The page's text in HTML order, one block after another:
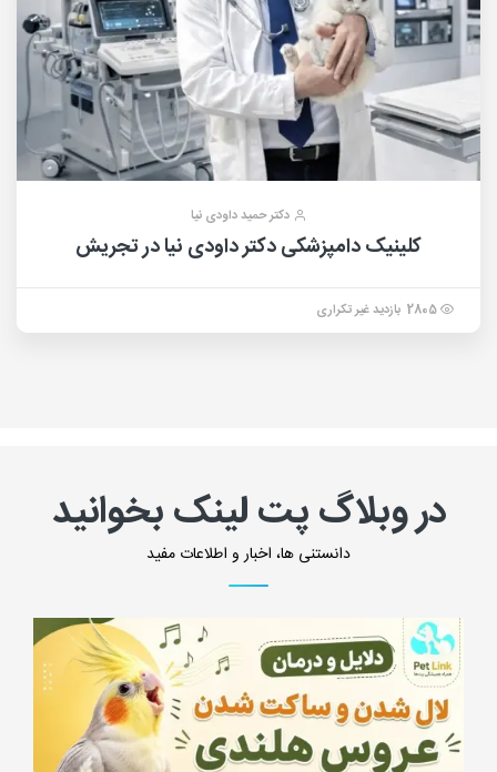
دکتر حمید داودی نیا
کلینیک دامپزشکی دکتر داودی نیا در تجریش
2805 بازدید غیر تکراری
در وبلاگ پت لینک بخوانید
دانستنی ها، اخبار و اطلاعات مفید